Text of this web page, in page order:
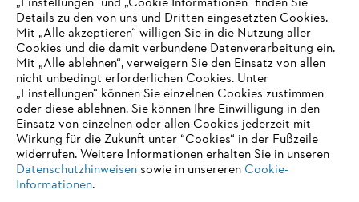
AUSZEICHNUNGEN
Details zu den von uns und Dritten eingesetzten Cookies.
Mit „Alle akzeptieren“ willigen Sie in die Nutzung aller
Cookies und die damit verbundene Datenverarbeitung ein.
Mit „Alle ablehnen“, verweigern Sie den Einsatz von allen
nicht unbedingt erforderlichen Cookies. Unter
„Einstellungen“ können Sie einzelnen Cookies zustimmen
oder diese ablehnen. Sie können Ihre Einwilligung in den
Einsatz von einzelnen oder allen Cookies jederzeit mit
Wirkung für die Zukunft unter “Cookies“ in der Fußzeile
widerrufen. Weitere Informationen erhalten Sie in unseren
Datenschutzhinweisensowie in unsereren Cookie-
Informationen.